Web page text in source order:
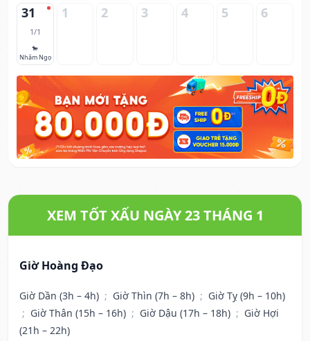
31
1/1
🐎
Nhâm Ngọ
1 2 3 4 5 6
XEM TỐT XẤU NGÀY 23 THÁNG 1
Giờ Hoàng Đạo
Giờ Dần (3h – 4h) ; Giờ Thìn (7h – 8h) ; Giờ Tỵ (9h – 10h)
; Giờ Thân (15h – 16h) ; Giờ Dậu (17h – 18h) ; Giờ Hợi
(21h – 22h)